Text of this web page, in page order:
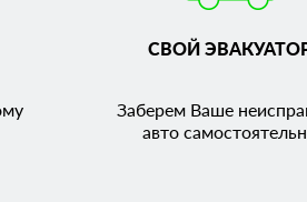
СВОЙ
Заберем Ваше
авто